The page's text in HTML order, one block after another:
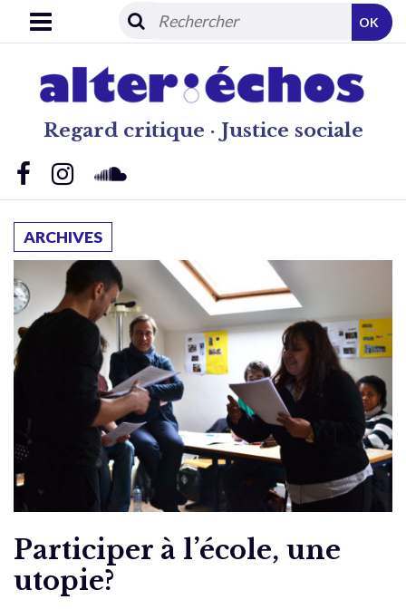
Regard critique · Justice sociale
OK
ARCHIVES
Participer à l’école, une
utopie?